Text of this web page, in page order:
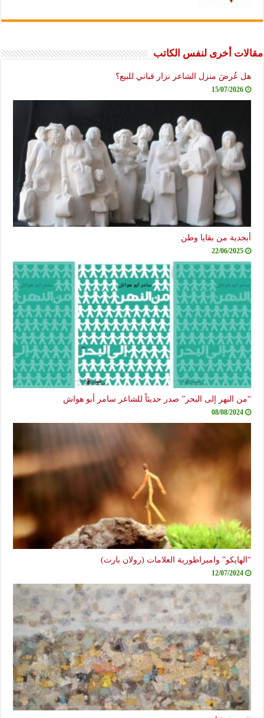
مقالات أخرى لنفس الكاتب
هل عُرضَ منزل الشاعر نزار قباني للبيع؟
15/07/2026
أبجدية من بقايا وطن
22/06/2025
“من النهر إلى البحر” صدر حديثاً للشاعر سامر أبو هواش
08/08/2024
“الهايكو” وامبراطورية العلامات (رولان بارت)
12/07/2024